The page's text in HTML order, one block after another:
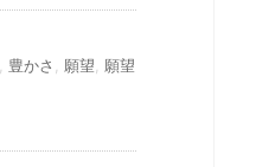
豊かさ 願望
願望